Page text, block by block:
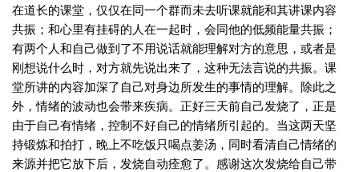
在道长的课堂，仅仅在同一个群而未去听课就能和其讲课内容
共振；和心里有挂碍的人在一起时，会同他的低频能量共振；
有两个人和自己做到了不用说话就能理解对方的意思，或者是
刚想说什么时，对方就先说出来了，这种无法言说的共振。课
堂所讲的内容加深了自己对身边所发生的事情的理解。除此之
外，情绪的波动也会带来疾病。正好三天前自己发烧了，正是
由于自己有情绪，控制不好自己的情绪所引起的。当这两天坚
持锻炼和拍打，晚上不吃饭只喝点姜汤，同时看清自己情绪的
来源并把它放下后，发烧自动痊愈了。感谢这次发烧给自己带